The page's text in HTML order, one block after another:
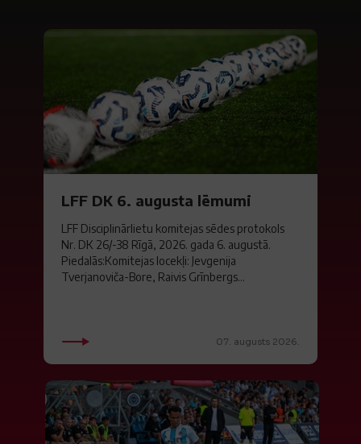
LFF DK 6. augusta lēmumi
LFF Disciplinārlietu komitejas sēdes protokols
Nr. DK 26/-38 Rīgā, 2026. gada 6. augustā.
Piedalās:Komitejas locekļi: Jevgenija
Tverjanoviča-Bore, Raivis Grīnbergs...
07. augusts 2026.